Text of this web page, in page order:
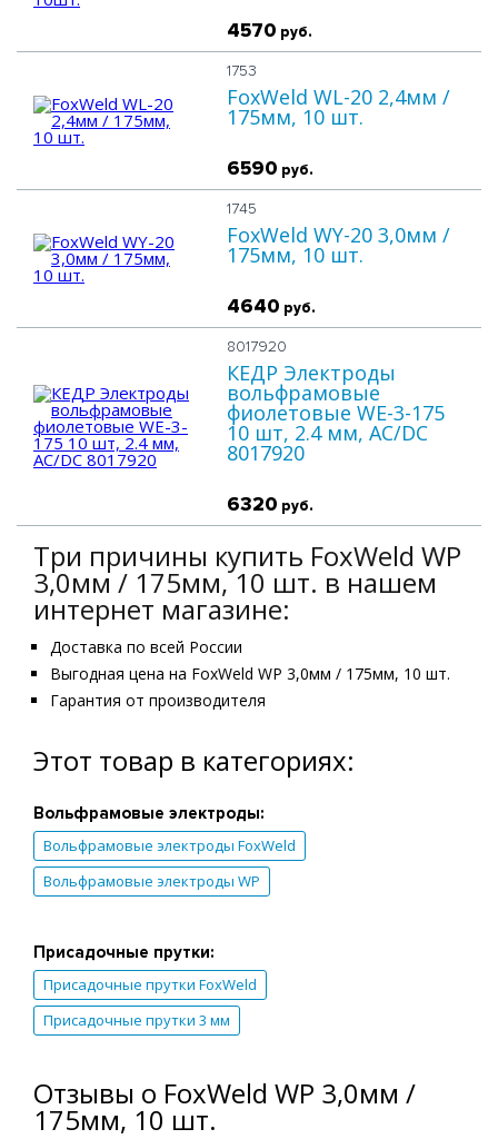
4570 руб.
FoxWeld WL-20 2,4мм /
175мм, 10 шт.
1753
6590 руб.
FoxWeld WY-20 3,0мм /
175мм, 10 шт.
1745
4640 руб.
КЕДР Электроды
вольфрамовые
фиолетовые WE-3-175
10 шт, 2.4 мм, AC/DC
8017920
8017920
6320 руб.
Три причины купить FoxWeld WP
3,0мм / 175мм, 10 шт. в нашем
интернет магазине:
Доставка по всей России
Выгодная цена на FoxWeld WP 3,0мм / 175мм, 10 шт.
Гарантия от производителя
Этот товар в категориях:
Вольфрамовые электроды:
Вольфрамовые электроды FoxWeld
Вольфрамовые электроды WP
Присадочные прутки:
Присадочные прутки FoxWeld
Присадочные прутки 3 мм
Отзывы о FoxWeld WP 3,0мм /
175мм, 10 шт.